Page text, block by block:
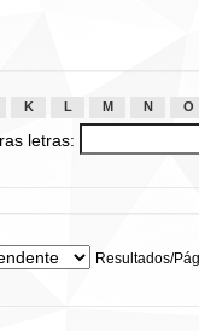
K L M N O
letras:
Resultados/